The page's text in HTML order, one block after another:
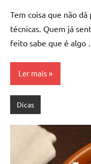
Tem coisa que não
técnicas. Quem já
feito sabe que é algo …
Ler mais
Dicas